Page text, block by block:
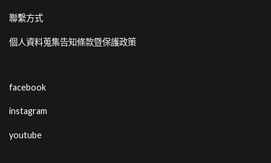
聯繫方式
個人資料蒐集告知條款暨保護政策
facebook
instagram
youtube